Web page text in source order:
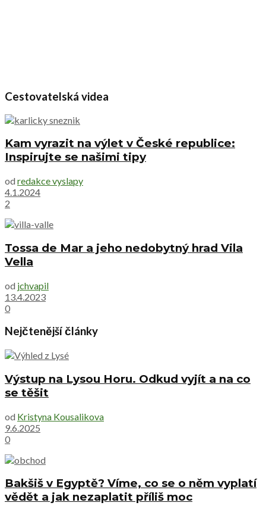
Cestovatelská videa
Kam vyrazit na výlet v České republice:
Inspirujte se našimi tipy
od redakce vyslapy
4.1.2024
2
Tossa de Mar a jeho nedobytný hrad Vila
Vella
od jchvapil
13.4.2023
0
Nejčtenější články
Výstup na Lysou Horu. Odkud vyjít a na co
se těšit
od Kristyna Kousalikova
9.6.2025
0
Bakšiš v Egyptě? Víme, co se o něm vyplatí
vědět a jak nezaplatit příliš moc